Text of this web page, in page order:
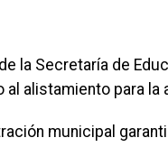
la Secretaría de
alistamiento para la
municipal